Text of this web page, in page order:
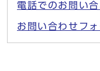
電話でのお問い
お問い合わせフォ